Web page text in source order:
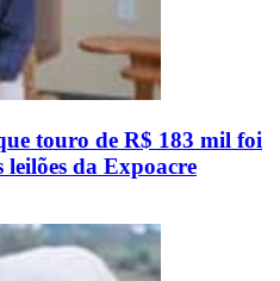
touro de R$ 183 mil foi
leilões da Expoacre